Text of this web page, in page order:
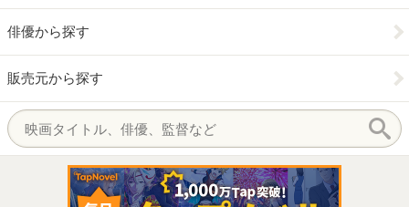
俳優から探す
販売元から探す